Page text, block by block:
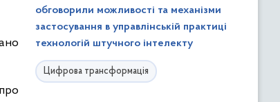
обговорили можливості та механізми
застосування в управлінській практиці
технологій штучного інтелекту
Цифрова трансформація